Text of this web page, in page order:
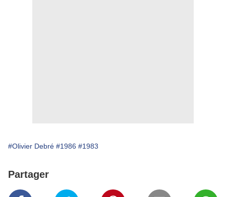
#Olivier Debré #1986 #1983
Partager